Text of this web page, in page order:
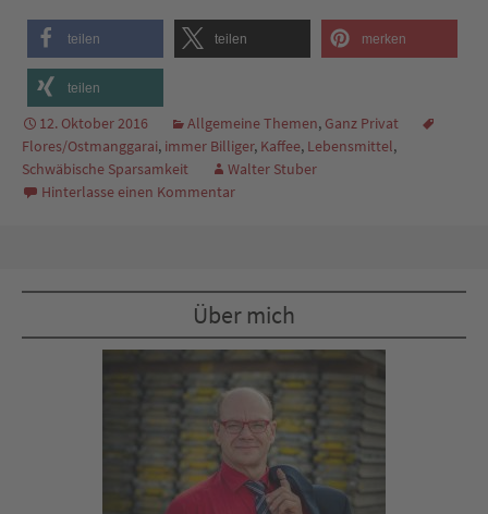
teilen teilen merken
teilen
12. Oktober 2016 Allgemeine Themen, Ganz Privat
Flores/Ostmanggarai, immer Billiger, Kaffee, Lebensmittel,
Schwäbische Sparsamkeit
Walter Stuber
Hinterlasse einen Kommentar
Über mich